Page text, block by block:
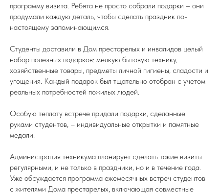
программу визита. Ребята не просто собрали подарки – они
продумали каждую деталь, чтобы сделать праздник по-
настоящему запоминающимся.
Студенты доставили в Дом престарелых и инвалидов целый
набор полезных подарков: мелкую бытовую технику,
хозяйственные товары, предметы личной гигиены, сладости и
угощения. Каждый подарок был тщательно отобран с учетом
реальных потребностей пожилых людей.
Особую теплоту встрече придали подарки, сделанные
руками студентов, – индивидуальные открытки и памятные
медали.
Администрация техникума планирует сделать такие визиты
регулярными, и не только в праздники, но и в течение года.
Уже обсуждается программа ежемесячных встреч студентов
с жителями Дома престарелых, включающая совместные